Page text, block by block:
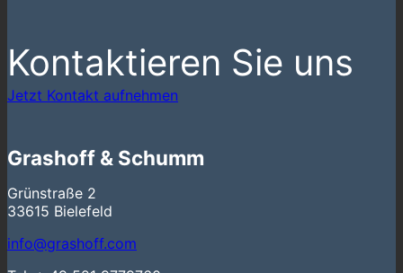
Kontaktieren Sie uns
Jetzt Kontakt aufnehmen
Grashoff & Schumm
Grünstraße 2
33615 Bielefeld
info@grashoff.com